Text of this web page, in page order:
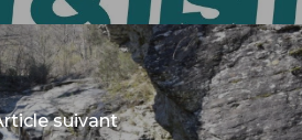
suivant